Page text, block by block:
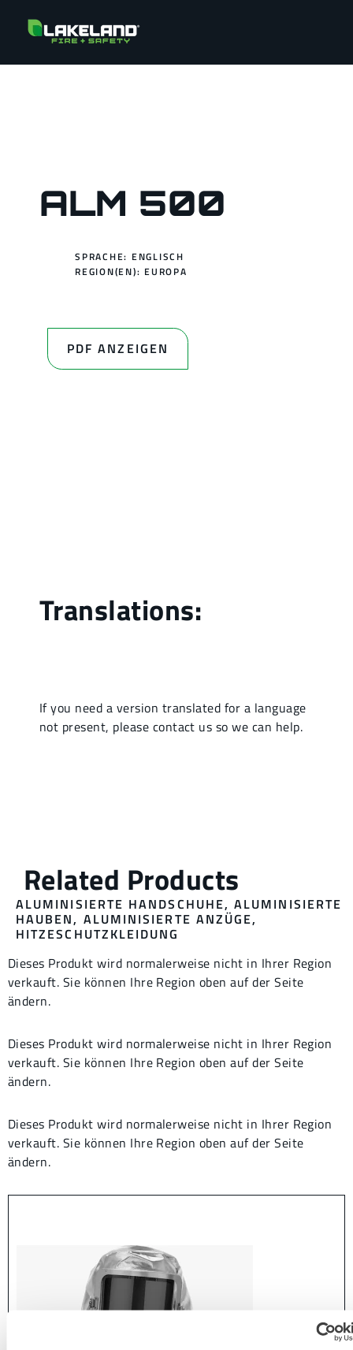
ALM 500
SPRACHE: ENGLISCH
REGION(EN): EUROPA
PDF ANZEIGEN
ALUMINISIERTE HANDSCHUHE,ALUMINISIERTE
HAUBEN, ALUMINISIERTE ANZÜGE,
HITZESCHUTZKLEIDUNG
Dieses Produkt wird normalerweise nicht in Ihrer Region
verkauft. Sie können Ihre Region oben auf der Seite
ändern.
Dieses Produkt wird normalerweise nicht in Ihrer Region
verkauft. Sie können Ihre Region oben auf der Seite
ändern.
Dieses Produkt wird normalerweise nicht in Ihrer Region
verkauft. Sie können Ihre Region oben auf der Seite
ändern.